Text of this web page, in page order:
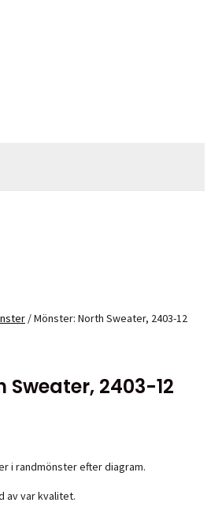
/ Mönster: North Sweater, 2403-12
Sweater, 2403-12
i randmönster efter diagram.
av var kvalitet.